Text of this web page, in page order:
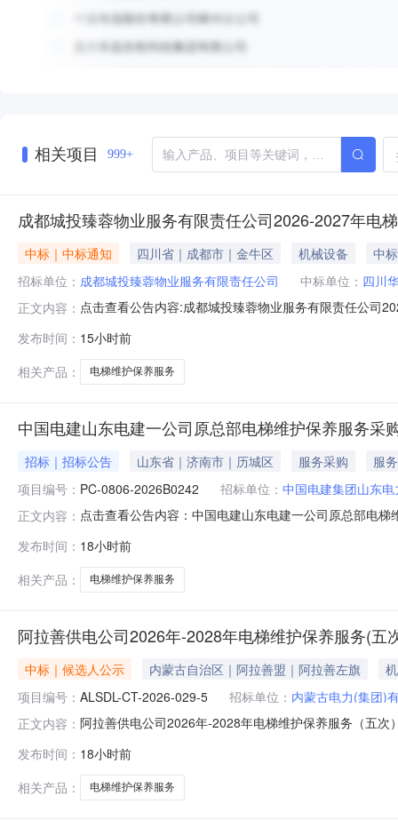
相关项目 999+
成都城投臻蓉物业服务有限责任公司2026-2027年电
中标｜中标通知 四川省｜成都市｜金牛区 机械设备
中
招标单位： 成都城投臻蓉物业服务有限责任公司 中标单位： 四川
正文内容： 点击查看公告内容:成都城投臻蓉物业服务有限责任公司
发布时间： 15小时前
相关产品：
电梯维护保养服务
中国电建山东电建一公司原总部电梯维护保养服务采
招标｜招标公告 山东省｜济南市｜历城区 服务采购
服务
项目编号： PC-0806-2026B0242 招标单位： 中国电建集团山东
正文内容： 点击查看公告内容：中国电建山东电建一公司原总部电
发布时间： 18小时前
相关产品：
电梯维护保养服务
阿拉善供电公司2026年-2028年电梯维护保养服务(五
中标｜候选人公示 内蒙古自治区｜阿拉善盟｜阿拉善左旗
项目编号： ALSDL-CT-2026-029-5 招标单位： 内蒙古电力(集团)
正文内容： 阿拉善供电公司2026年-2028年电梯维护保养服务（五
管理办法》对成交候选人公示的规定，现将评审委员会
发布时间： 18小时前
相关产品：
电梯维护保养服务